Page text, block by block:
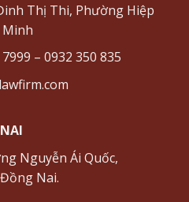
Thị Thi, Phường Hiệp
Minh
– 0932 350 835
Nguyễn Ái Quốc,
Nai.